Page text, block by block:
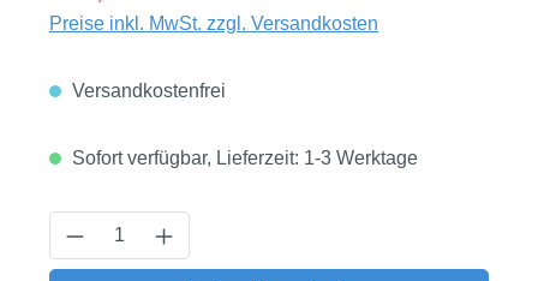
Preise inkl. MwSt. zzgl. Versandkosten
Versandkostenfrei
Sofort verfügbar, Lieferzeit: 1-3 Werktage
Produkt Anzahl: Gib den gewünschten